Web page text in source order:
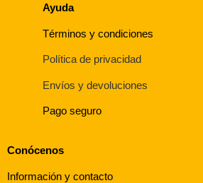
Ayuda
Términos y condiciones
Política de privacidad
Envíos y devoluciones
Pago seguro
Conócenos
Información y contacto